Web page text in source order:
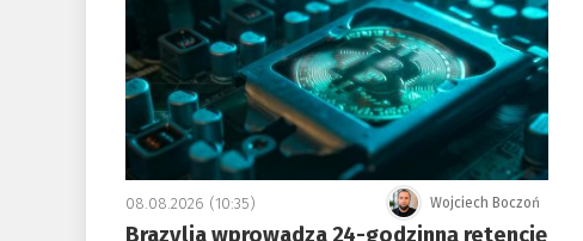
Wojciech Boczoń
08.08.2026 (10:35)
Brazylia wprowadza 24-godzinną retencję